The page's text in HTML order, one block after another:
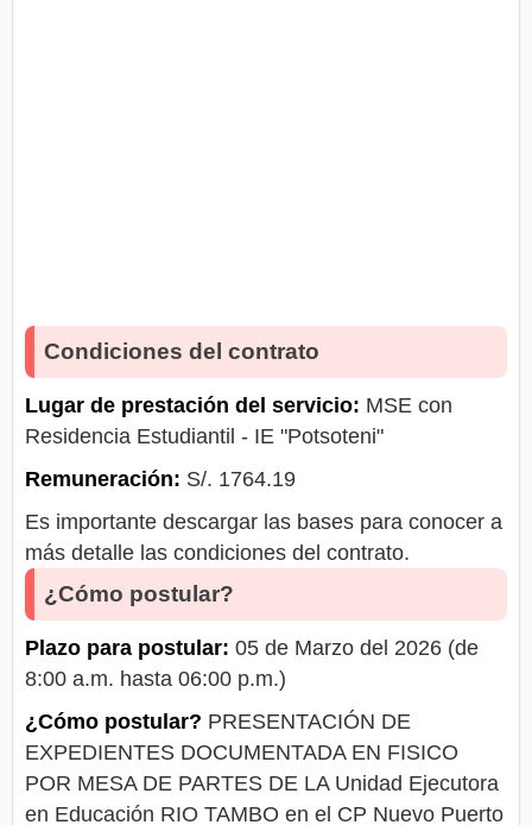
Condiciones del contrato
Lugar de prestación del servicio: MSE con
Residencia Estudiantil - IE "Potsoteni"
Remuneración: S/. 1764.19
Es importante descargar las bases para conocer a
más detalle las condiciones del contrato.
¿Cómo postular?
Plazo para postular: 05 de Marzo del 2026 (de
8:00 a.m. hasta 06:00 p.m.)
¿Cómo postular? PRESENTACIÓN DE
EXPEDIENTES DOCUMENTADA EN FISICO
POR MESA DE PARTES DE LA Unidad Ejecutora
en Educación RIO TAMBO en el CP Nuevo Puerto